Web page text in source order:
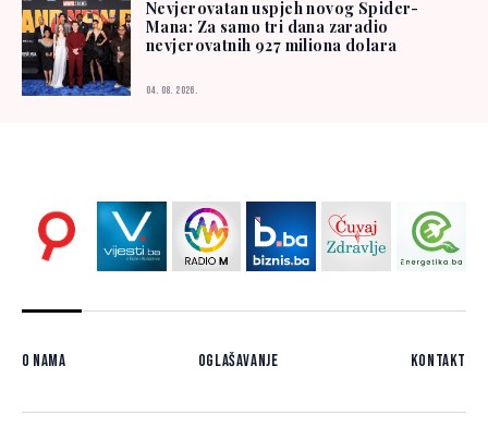
Nevjerovatan uspjeh novog Spider-
Mana: Za samo tri dana zaradio
nevjerovatnih 927 miliona dolara
04. 08. 2026.
O nama Oglašavanje Kontakt